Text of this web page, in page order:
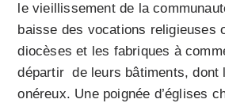
le vieillissement de la
baisse des vocations religieuses
diocèses et les fabriques à
départir de leurs bâtiments, dont
onéreux. Une poignée d’églises